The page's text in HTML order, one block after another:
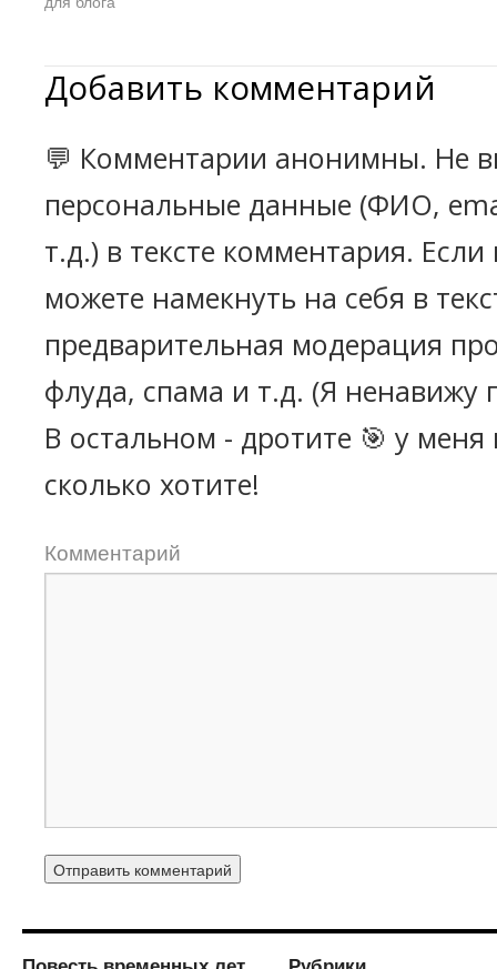
Добавить комментарий
💬 Комментарии анонимны. Не
персональные данные (ФИО,
т.д.) в тексте комментария.
можете намекнуть на себя в
предварительная модерация
флуда, спама и т.д. (Я ненавижу
В остальном - дротите 🎯 у
сколько хотите!
Комментарий